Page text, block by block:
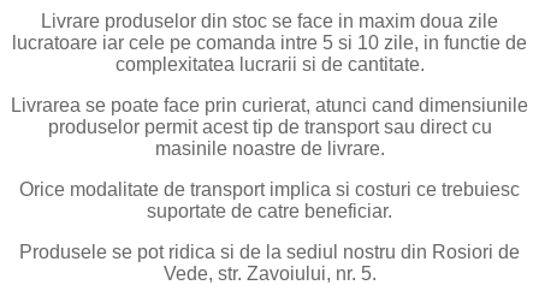
Livrare produselor din stoc se face in maxim doua zile
lucratoare iar cele pe comanda intre 5 si 10 zile, in functie de
complexitatea lucrarii si de cantitate.
Livrarea se poate face prin curierat, atunci cand dimensiunile
produselor permit acest tip de transport sau direct cu
masinile noastre de livrare.
Orice modalitate de transport implica si costuri ce trebuiesc
suportate de catre beneficiar.
Produsele se pot ridica si de la sediul nostru din Rosiori de
Vede, str. Zavoiului, nr. 5.